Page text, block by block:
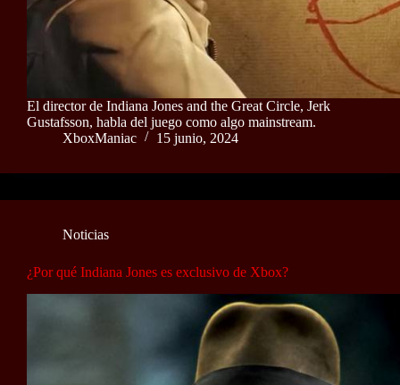
El director de Indiana Jones and the Great Circle, Jerk
Gustafsson, habla del juego como algo mainstream.
XboxManiac
15 junio, 2024
Noticias
¿Por qué Indiana Jones es exclusivo de Xbox?